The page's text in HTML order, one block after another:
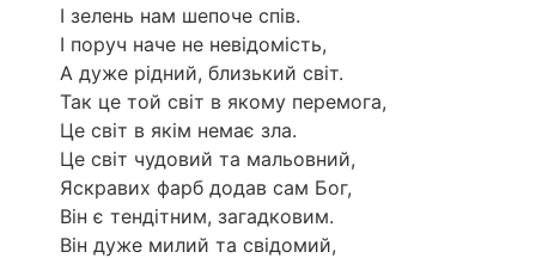
І зелень нам шепоче спів.
І поруч наче не невідомість,
А дуже рідний, близький світ.
Так це той світ в якому перемога,
Це світ в якім немає зла.
Це світ чудовий та мальовний,
Яскравих фарб додав сам Бог,
Він є тендітним, загадковим.
Він дуже милий та свідомий,